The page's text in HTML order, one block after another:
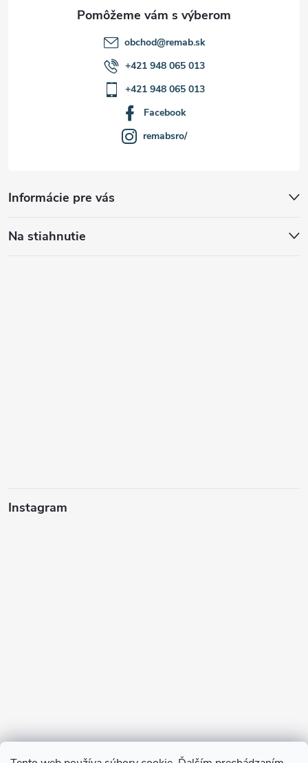
Informácie pre vás
Na stiahnutie
Instagram
Sledovať na Instagrame
obchod@remab.sk
+421 948 065 013
+421 948 065 013
Facebook
remabsro/